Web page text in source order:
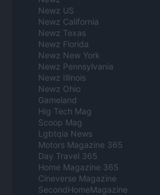
Newz US
Newz California
Newz Texas
Newz Florida
Newz New York
Newz Pennsylvania
Newz Illinois
Newz Ohio
Gameland
Hig Tech Mag
Scoop Mag
Lgbtqia News
Motors Magazine 365
Day Travel 365
Home Magazine 365
Cineverse Magazine
SecondHomeMagazine